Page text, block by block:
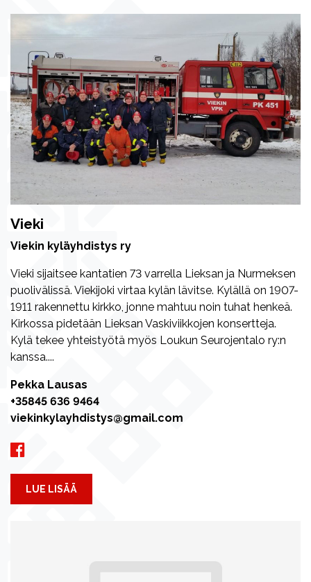
Vieki
Viekin kyläyhdistys ry
Vieki sijaitsee kantatien 73 varrella Lieksan ja Nurmeksen
puolivälissä. Viekijoki virtaa kylän lävitse. Kylällä on 1907-
1911 rakennettu kirkko, jonne mahtuu noin tuhat henkeä.
Kirkossa pidetään Lieksan Vaskiviikkojen konsertteja.
Kylä tekee yhteistyötä myös Loukun Seurojentalo ry:n
kanssa....
Pekka Lausas
+35845 636 9464
viekinkylayhdistys@gmail.com
LUE LISÄÄ